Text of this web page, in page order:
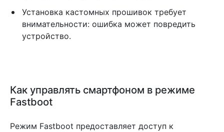
Установка кастомных прошивок требует
внимательности: ошибка может повредить
устройство.
Как управлять смартфоном в режиме
Fastboot
Режим Fastboot предоставляет доступ к